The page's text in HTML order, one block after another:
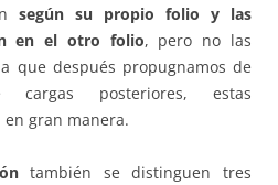
según su propio folio y las
en el otro folio, pero no las
que después propugnamos de
cargas posteriores, estas
gran manera.
también se distinguen tres